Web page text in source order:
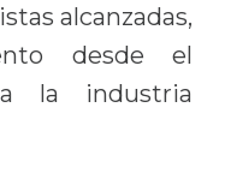
alcanzadas,
desde el
la industria